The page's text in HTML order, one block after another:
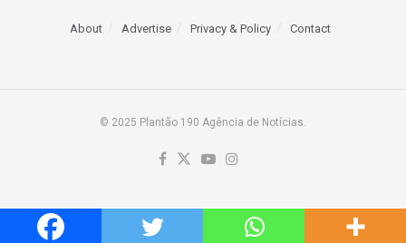
About Advertise Privacy & Policy Contact
© 2025 Plantão 190 Agência de Notícias.